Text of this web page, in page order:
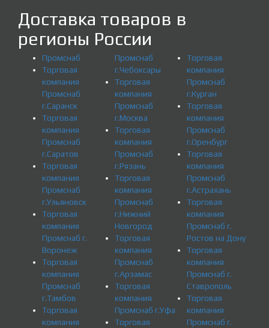
Доставка товаров в
регионы России
Промснаб
Торговая
компания
Промснаб
г.Саранск
Торговая
компания
Промснаб
г.Саратов
Торговая
компания
Промснаб
г.Ульяновск
Торговая
компания
Промснаб г.
Воронеж
Торговая
компания
Промснаб
г.Тамбов
Торговая
компания
Промснаб
г.Чебоксары
Торговая
компания
Промснаб
г.Москва
Торговая
компания
Промснаб
г.Рязань
Торговая
компания
Промснаб
г.Нижний
Новгород
Торговая
компания
Промснаб
г.Арзамас
Торговая
компания
Промснаб г.Уфа
Торговая
Торговая
компания
Промснаб
г.Курган
Торговая
компания
Промснаб
г.Оренбург
Торговая
компания
Промснаб
г.Астрахань
Торговая
компания
Промснаб г.
Ростов на Дону
Торговая
компания
Промснаб г.
Ставрополь
Торговая
компания
Промснаб г.